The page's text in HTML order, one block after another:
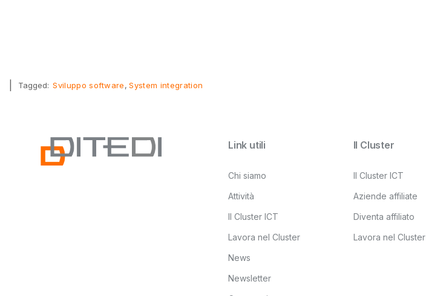
Tagged: Sviluppo software System integration
Link utili
Chi siamo
Attività
Il Cluster ICT
Lavora nel Cluster
News
Newsletter
Il Cluster
Il Cluster ICT
Aziende affiliate
Diventa affiliato
Lavora nel Cluster